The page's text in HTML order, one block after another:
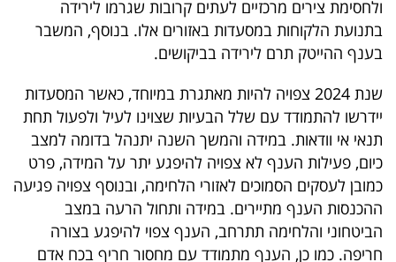
תיירות
TOP-
5
המילון
הכלכלי
פודקאסט
40
ולחסימת צירים מרכזיים לעתים קרובות שגרמו לירידה
בתנועת הלקוחות במסעדות באזורים אלו. בנוסף, המשבר
בענף ההייטק תרם לירידה בביקושים.
שנת 2024 צפויה להיות מאתגרת במיוחד, כאשר המסעדות
יידרשו להתמודד עם שלל הבעיות שצוינו לעיל ולפעול תחת
תנאי אי וודאות. במידה והמשך השנה יתנהל בדומה למצב
כיום, פעילות הענף לא צפויה להיפגע יתר על המידה, פרט
כמובן לעסקים הסמוכים לאזורי הלחימה, ובנוסף צפויה פגיעה
ההכנסות הענף מתיירים. במידה ותחול הרעה במצב
הביטחוני והלחימה תתרחב, הענף צפוי להיפגע בצורה
חריפה. כמו כן, הענף מתמודד עם מחסור חריף בכח אדם